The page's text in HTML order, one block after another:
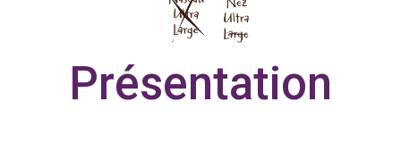
Présentation